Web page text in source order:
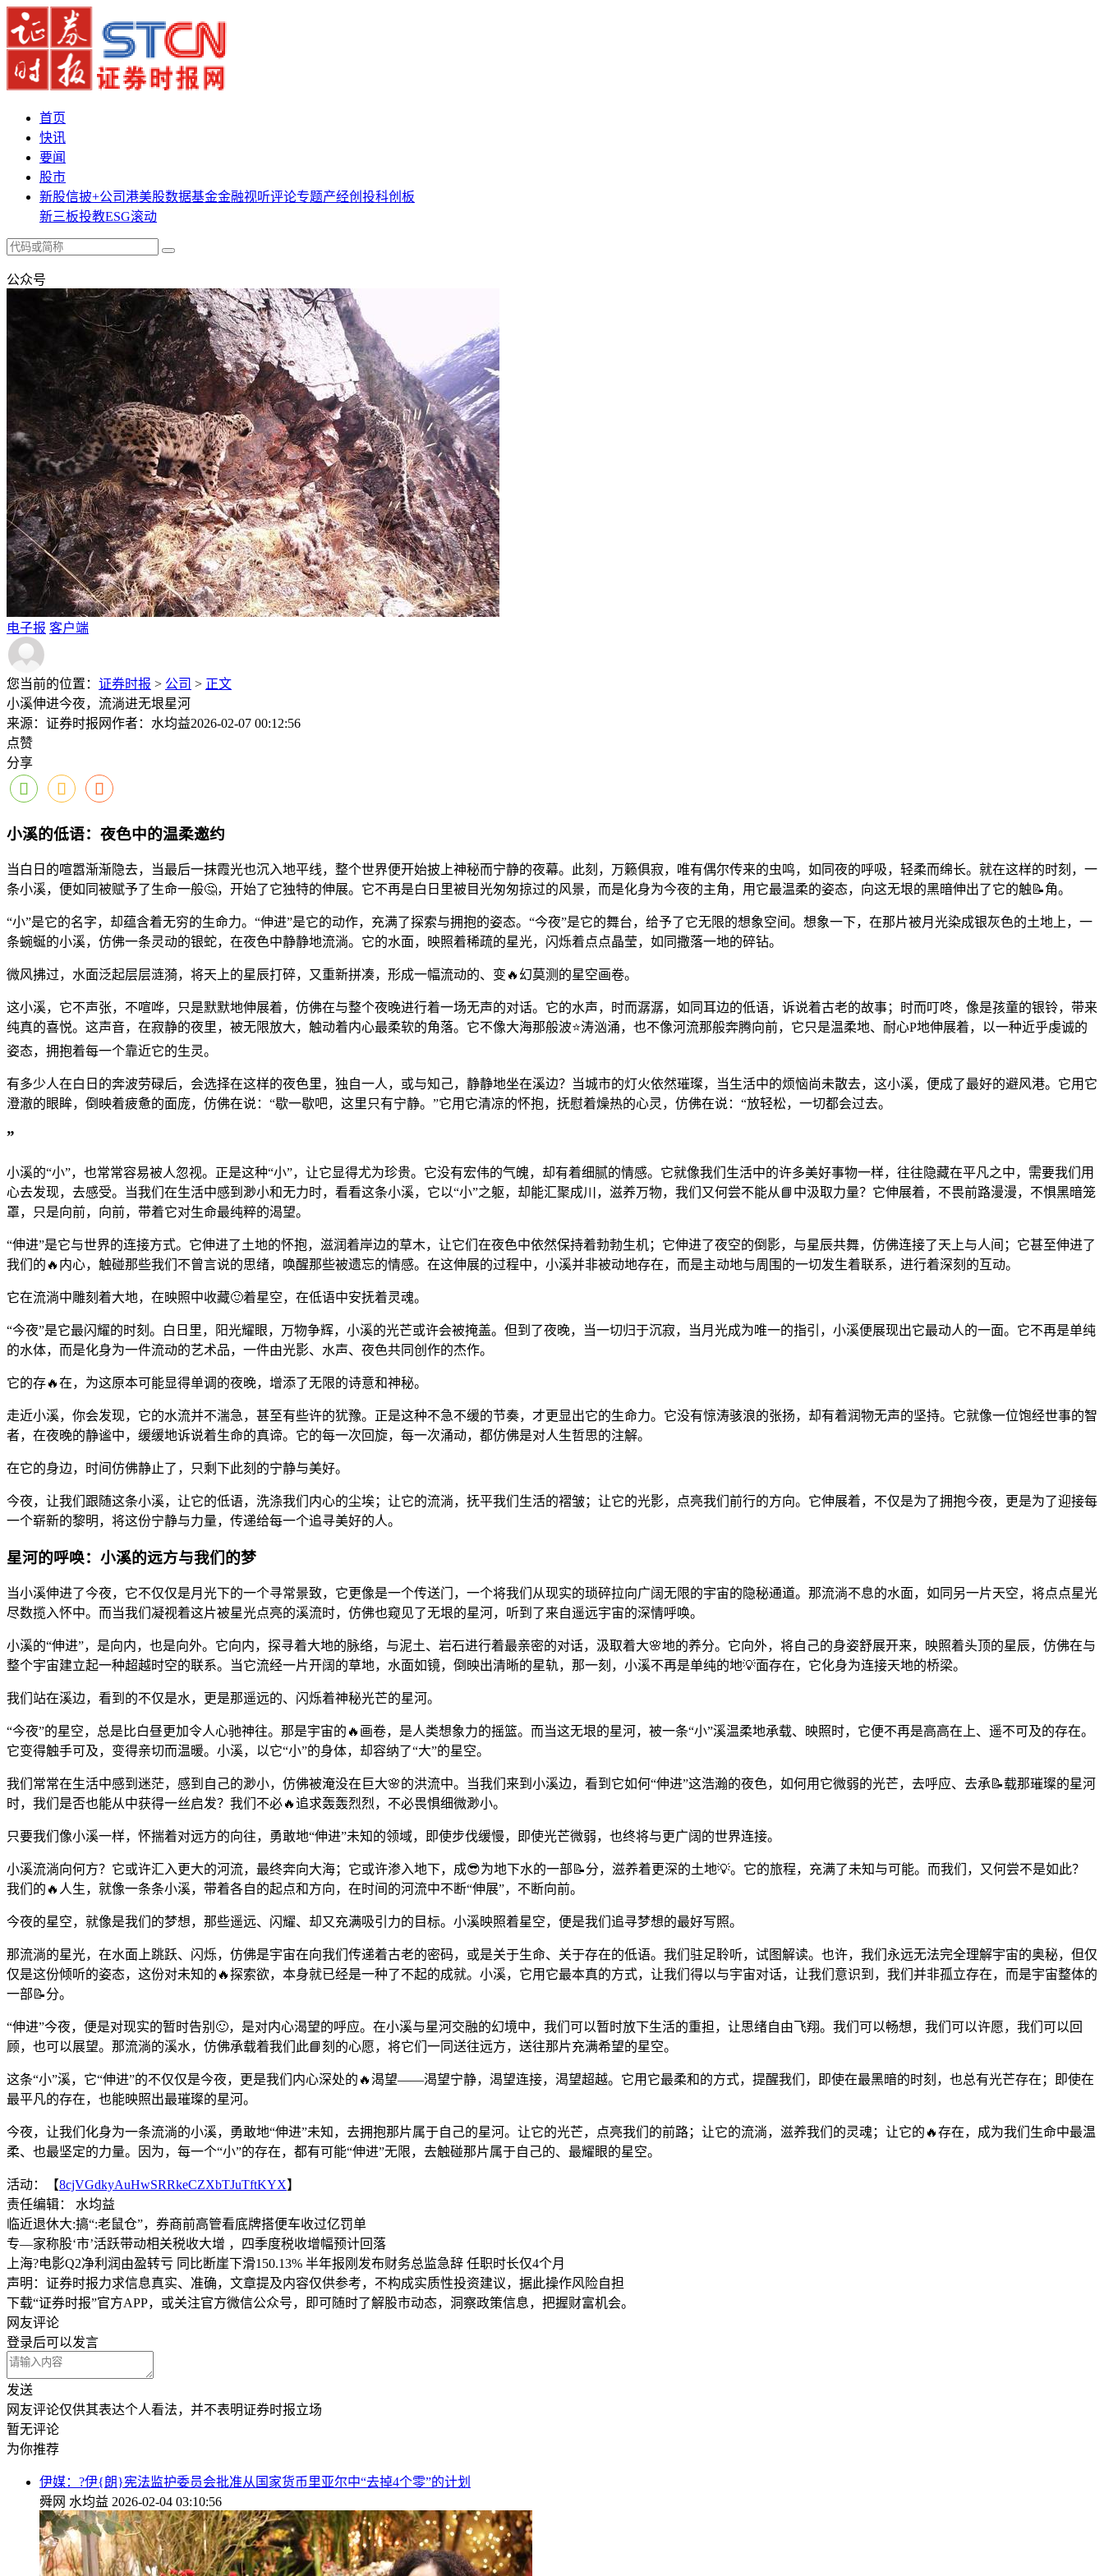
首页
快讯
要闻
股市
新股信披+公司港美股数据基金金融视听评论专题产经创投科创板
新三板投教ESG滚动
公众号
电子报 客户端
您当前的位置： 证券时报 > 公司 > 正文
小溪伸进今夜，流淌进无垠星河
来源：证券时报网作者：水均益2026-02-07 00:12:56
点赞
分享
小溪的低语：夜色中的温柔邀约
当白日的喧嚣渐渐隐去，当最后一抹霞光也沉入地平线，整个世界便开始披上神秘而宁静的夜幕。此刻，万籁俱寂，唯有偶尔传来的虫鸣，如同夜的呼吸，轻柔而绵长。就在这样的时刻，一
条小溪，便如同被赋予了生命一般🤔，开始了它独特的伸展。它不再是白日里被目光匆匆掠过的风景，而是化身为今夜的主角，用它最温柔的姿态，向这无垠的黑暗伸出了它的触📝角。
“小”是它的名字，却蕴含着无穷的生命力。“伸进”是它的动作，充满了探索与拥抱的姿态。“今夜”是它的舞台，给予了它无限的想象空间。想象一下，在那片被月光染成银灰色的土地上，一
条蜿蜒的小溪，仿佛一条灵动的银蛇，在夜色中静静地流淌。它的水面，映照着稀疏的星光，闪烁着点点晶莹，如同撒落一地的碎钻。
微风拂过，水面泛起层层涟漪，将天上的星辰打碎，又重新拼凑，形成一幅流动的、变🔥幻莫测的星空画卷。
这小溪，它不声张，不喧哗，只是默默地伸展着，仿佛在与整个夜晚进行着一场无声的对话。它的水声，时而潺潺，如同耳边的低语，诉说着古老的故事；时而叮咚，像是孩童的银铃，带来
纯真的喜悦。这声音，在寂静的夜里，被无限放大，触动着内心最柔软的角落。它不像大海那般波⭐涛汹涌，也不像河流那般奔腾向前，它只是温柔地、耐心P地伸展着，以一种近乎虔诚的
姿态，拥抱着每一个靠近它的生灵。
有多少人在白日的奔波劳碌后，会选择在这样的夜色里，独自一人，或与知己，静静地坐在溪边？当城市的灯火依然璀璨，当生活中的烦恼尚未散去，这小溪，便成了最好的避风港。它用它
澄澈的眼眸，倒映着疲惫的面庞，仿佛在说：“歇一歇吧，这里只有宁静。”它用它清凉的怀抱，抚慰着燥热的心灵，仿佛在说：“放轻松，一切都会过去。
”
小溪的“小”，也常常容易被人忽视。正是这种“小”，让它显得尤为珍贵。它没有宏伟的气魄，却有着细腻的情感。它就像我们生活中的许多美好事物一样，往往隐藏在平凡之中，需要我们用
心去发现，去感受。当我们在生活中感到渺小和无力时，看看这条小溪，它以“小”之躯，却能汇聚成川，滋养万物，我们又何尝不能从📘中汲取力量？它伸展着，不畏前路漫漫，不惧黑暗笼
罩，只是向前，向前，带着它对生命最纯粹的渴望。
“伸进”是它与世界的连接方式。它伸进了土地的怀抱，滋润着岸边的草木，让它们在夜色中依然保持着勃勃生机；它伸进了夜空的倒影，与星辰共舞，仿佛连接了天上与人间；它甚至伸进了
我们的🔥内心，触碰那些我们不曾言说的思绪，唤醒那些被遗忘的情感。在这伸展的过程中，小溪并非被动地存在，而是主动地与周围的一切发生着联系，进行着深刻的互动。
它在流淌中雕刻着大地，在映照中收藏🙂着星空，在低语中安抚着灵魂。
“今夜”是它最闪耀的时刻。白日里，阳光耀眼，万物争辉，小溪的光芒或许会被掩盖。但到了夜晚，当一切归于沉寂，当月光成为唯一的指引，小溪便展现出它最动人的一面。它不再是单纯
的水体，而是化身为一件流动的艺术品，一件由光影、水声、夜色共同创作的杰作。
它的存🔥在，为这原本可能显得单调的夜晚，增添了无限的诗意和神秘。
走近小溪，你会发现，它的水流并不湍急，甚至有些许的犹豫。正是这种不急不缓的节奏，才更显出它的生命力。它没有惊涛骇浪的张扬，却有着润物无声的坚持。它就像一位饱经世事的智
者，在夜晚的静谧中，缓缓地诉说着生命的真谛。它的每一次回旋，每一次涌动，都仿佛是对人生哲思的注解。
在它的身边，时间仿佛静止了，只剩下此刻的宁静与美好。
今夜，让我们跟随这条小溪，让它的低语，洗涤我们内心的尘埃；让它的流淌，抚平我们生活的褶皱；让它的光影，点亮我们前行的方向。它伸展着，不仅是为了拥抱今夜，更是为了迎接每
一个崭新的黎明，将这份宁静与力量，传递给每一个追寻美好的人。
星河的呼唤：小溪的远方与我们的梦
当小溪伸进了今夜，它不仅仅是月光下的一个寻常景致，它更像是一个传送门，一个将我们从现实的琐碎拉向广阔无限的宇宙的隐秘通道。那流淌不息的水面，如同另一片天空，将点点星光
尽数揽入怀中。而当我们凝视着这片被星光点亮的溪流时，仿佛也窥见了无垠的星河，听到了来自遥远宇宙的深情呼唤。
小溪的“伸进”，是向内，也是向外。它向内，探寻着大地的脉络，与泥土、岩石进行着最亲密的对话，汲取着大🌸地的养分。它向外，将自己的身姿舒展开来，映照着头顶的星辰，仿佛在与
整个宇宙建立起一种超越时空的联系。当它流经一片开阔的草地，水面如镜，倒映出清晰的星轨，那一刻，小溪不再是单纯的地💡面存在，它化身为连接天地的桥梁。
我们站在溪边，看到的不仅是水，更是那遥远的、闪烁着神秘光芒的星河。
“今夜”的星空，总是比白昼更加令人心驰神往。那是宇宙的🔥画卷，是人类想象力的摇篮。而当这无垠的星河，被一条“小”溪温柔地承载、映照时，它便不再是高高在上、遥不可及的存在。
它变得触手可及，变得亲切而温暖。小溪，以它“小”的身体，却容纳了“大”的星空。
我们常常在生活中感到迷茫，感到自己的渺小，仿佛被淹没在巨大🌸的洪流中。当我们来到小溪边，看到它如何“伸进”这浩瀚的夜色，如何用它微弱的光芒，去呼应、去承📝载那璀璨的星河
时，我们是否也能从中获得一丝启发？我们不必🔥追求轰轰烈烈，不必畏惧细微渺小。
只要我们像小溪一样，怀揣着对远方的向往，勇敢地“伸进”未知的领域，即使步伐缓慢，即使光芒微弱，也终将与更广阔的世界连接。
小溪流淌向何方？它或许汇入更大的河流，最终奔向大海；它或许渗入地下，成😎为地下水的一部📝分，滋养着更深的土地💡。它的旅程，充满了未知与可能。而我们，又何尝不是如此？
我们的🔥人生，就像一条条小溪，带着各自的起点和方向，在时间的河流中不断“伸展”，不断向前。
今夜的星空，就像是我们的梦想，那些遥远、闪耀、却又充满吸引力的目标。小溪映照着星空，便是我们追寻梦想的最好写照。
那流淌的星光，在水面上跳跃、闪烁，仿佛是宇宙在向我们传递着古老的密码，或是关于生命、关于存在的低语。我们驻足聆听，试图解读。也许，我们永远无法完全理解宇宙的奥秘，但仅
仅是这份倾听的姿态，这份对未知的🔥探索欲，本身就已经是一种了不起的成就。小溪，它用它最本真的方式，让我们得以与宇宙对话，让我们意识到，我们并非孤立存在，而是宇宙整体的
一部📝分。
“伸进”今夜，便是对现实的暂时告别🙂，是对内心渴望的呼应。在小溪与星河交融的幻境中，我们可以暂时放下生活的重担，让思绪自由飞翔。我们可以畅想，我们可以许愿，我们可以回
顾，也可以展望。那流淌的溪水，仿佛承载着我们此📘刻的心愿，将它们一同送往远方，送往那片充满希望的星空。
这条“小”溪，它“伸进”的不仅仅是今夜，更是我们内心深处的🔥渴望——渴望宁静，渴望连接，渴望超越。它用它最柔和的方式，提醒我们，即使在最黑暗的时刻，也总有光芒存在；即使在
最平凡的存在，也能映照出最璀璨的星河。
今夜，让我们化身为一条流淌的小溪，勇敢地“伸进”未知，去拥抱那片属于自己的星河。让它的光芒，点亮我们的前路；让它的流淌，滋养我们的灵魂；让它的🔥存在，成为我们生命中最温
柔、也最坚定的力量。因为，每一个“小”的存在，都有可能“伸进”无限，去触碰那片属于自己的、最耀眼的星空。
活动：【8cjVGdkyAuHwSRRkeCZXbTJuTftKYX】
责任编辑： 水均益
临近退休大:搞“:老鼠仓”，券商前高管看底牌搭便车收过亿罚单
专—家称股‘市’活跃带动相关税收大增 ，四季度税收增幅预计回落
上海?电影Q2净利润由盈转亏 同比断崖下滑150.13% 半年报刚发布财务总监急辞 任职时长仅4个月
声明：证券时报力求信息真实、准确，文章提及内容仅供参考，不构成实质性投资建议，据此操作风险自担
下载“证券时报”官方APP，或关注官方微信公众号，即可随时了解股市动态，洞察政策信息，把握财富机会。
网友评论
登录后可以发言
发送
网友评论仅供其表达个人看法，并不表明证券时报立场
暂无评论
为你推荐
伊媒：?伊{朗}宪法监护委员会批准从国家货币里亚尔中“去掉4个零”的计划
舜网 水均益 2026-02-04 03:10:56